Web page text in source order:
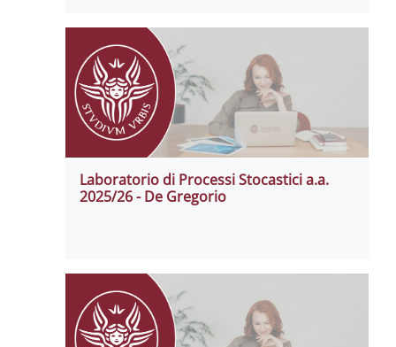
Laboratorio di Processi Stocastici a.a.
2025/26 - De Gregorio